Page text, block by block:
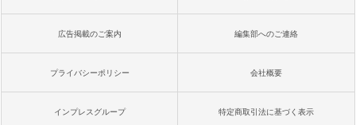
広告掲載のご案内 編集部へのご連絡
プライバシーポリシー 会社概要
インプレスグループ 特定商取引法に基づく表示